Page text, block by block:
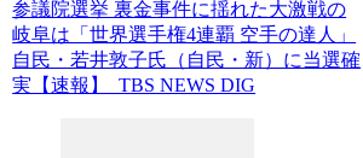
参議院選挙 裏金事件に揺れた大激戦の
岐阜は「世界選手権4連覇 空手の達人」
自民・若井敦子氏（自民・新）に当選確
実【速報】 TBS NEWS DIG